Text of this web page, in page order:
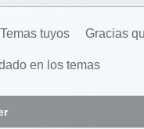
Temas tuyos Gracias
en los temas